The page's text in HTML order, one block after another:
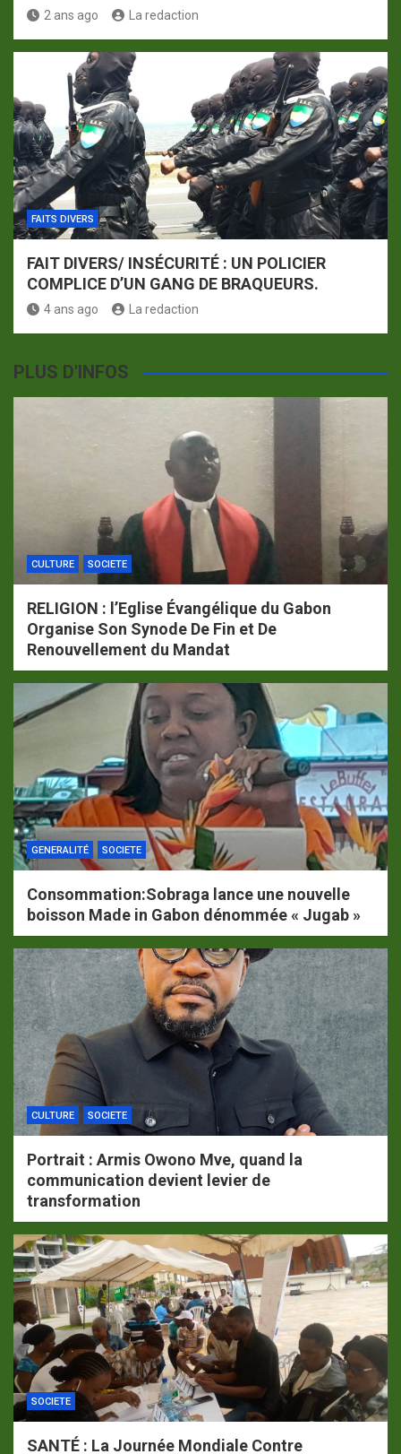
2 ans ago La redaction
FAITS DIVERS
FAIT DIVERS/ INSÉCURITÉ : UN POLICIER
COMPLICE D’UN GANG DE BRAQUEURS.
4 ans ago La redaction
PLUS D'INFOS
CULTURE SOCIETE
RELIGION : l’Eglise Évangélique du Gabon
Organise Son Synode De Fin et De
Renouvellement du Mandat
GENERALITÉ SOCIETE
Consommation:Sobraga lance une nouvelle
boisson Made in Gabon dénommée « Jugab »
CULTURE SOCIETE
Portrait : Armis Owono Mve, quand la
communication devient levier de
transformation
SOCIETE
SANTÉ : La Journée Mondiale Contre